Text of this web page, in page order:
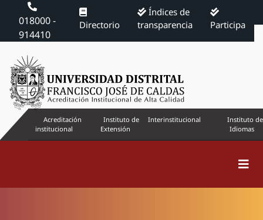
018000 -
914410
Directorio
Índices de
transparencia
Participa
Acreditación
institucional
Instituto de
Extensión
Interinstitucional
Instituto de
Idiomas